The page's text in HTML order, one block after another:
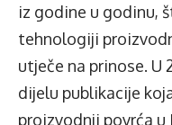
iz godine u godinu,
tehnologiji
utječe na prinose. U
dijelu publikacije
proizvodnji povrća u